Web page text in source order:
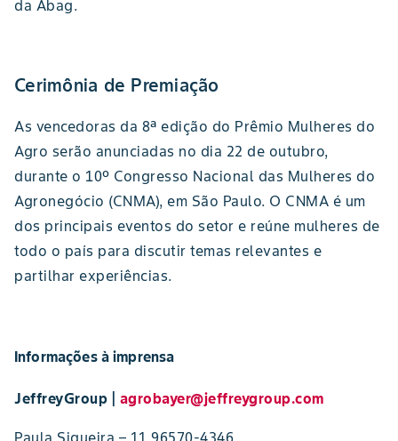
da Abag.
Cerimônia de Premiação
As vencedoras da 8ª edição do Prêmio Mulheres do
Agro serão anunciadas no dia 22 de outubro,
durante o 10º Congresso Nacional das Mulheres do
Agronegócio (CNMA), em São Paulo. O CNMA é um
dos principais eventos do setor e reúne mulheres de
todo o país para discutir temas relevantes e
partilhar experiências.
Informações à imprensa
JeffreyGroup | agrobayer@jeffreygroup.com